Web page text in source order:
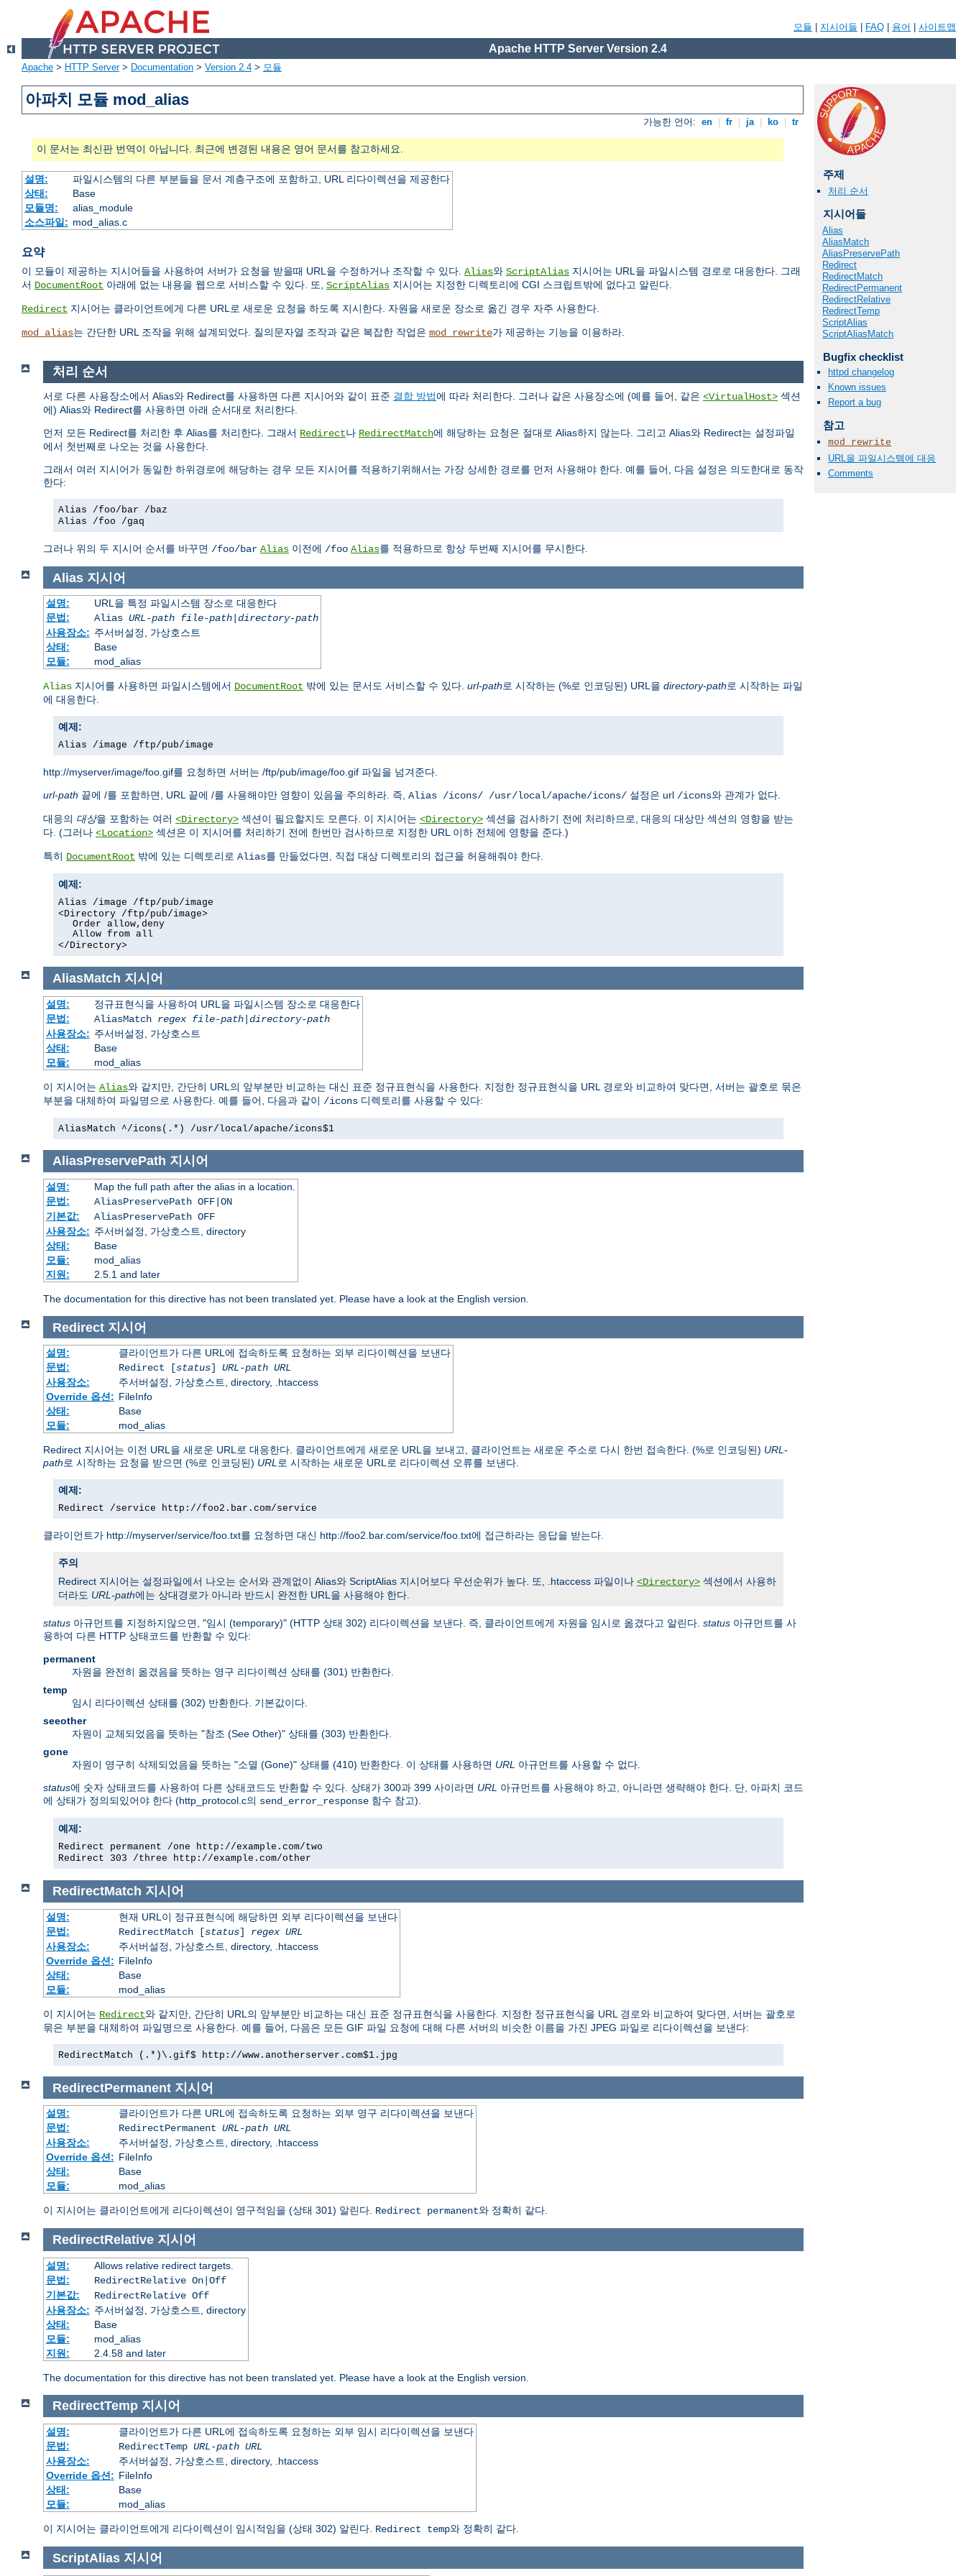
모듈 지시어들 FAQ 용어 사이트맵
Apache HTTP Server Version 2.4
Apache > HTTP Server> Documentation > Version 2.4 > 모듈
아파치 모듈 mod_alias
가능한 언어: en fr ja ko tr
이 문서는 최신판 번역이 아닙니다. 최근에 변경된 내용은 영어 문서를 참고하세요.
설명:
파일시스템의 다른 부분들을 문서 계층구조에 포함하고, URL 리다이렉션을 제공한다
상태:
Base
모듈명:
alias_module
소스파일: mod_alias.c
요약
이 모듈이 제공하는 지시어들을 사용하여 서버가 요청을 받을때 URL을 수정하거나 조작할 수 있다. Alias와 ScriptAlias 지시어는 URL을 파일시스템 경로로 대응한다. 그래
서 DocumentRoot 아래에 없는 내용을 웹으로 서비스할 수 있다. 또, ScriptAlias 지시어는 지정한 디렉토리에 CGI 스크립트밖에 없다고 알린다.
Redirect 지시어는 클라이언트에게 다른 URL로 새로운 요청을 하도록 지시한다. 자원을 새로운 장소로 옮긴 경우 자주 사용한다.
mod_alias는 간단한 URL 조작을 위해 설계되었다. 질의문자열 조작과 같은 복잡한 작업은 mod_rewrite가 제공하는 기능을 이용하라.
주제
처리 순서
지시어들
Alias
AliasMatch
AliasPreservePath
Redirect
RedirectMatch
RedirectPermanent
RedirectRelative
RedirectTemp
ScriptAlias
ScriptAliasMatch
Bugfix checklist
httpd changelog
Known issues
Report a bug
참고
mod_rewrite
URL을 파일시스템에 대응
Comments
처리 순서
서로 다른 사용장소에서 Alias와 Redirect를 사용하면 다른 지시어와 같이 표준 결합 방법에 따라 처리한다. 그러나 같은 사용장소에 (예를 들어, 같은 <VirtualHost> 섹션
에) Alias와 Redirect를 사용하면 아래 순서대로 처리한다.
먼저 모든 Redirect를 처리한 후 Alias를 처리한다. 그래서 Redirect나 RedirectMatch에 해당하는 요청은 절대로 Alias하지 않는다. 그리고 Alias와 Redirect는 설정파일
에서 첫번째로 나오는 것을 사용한다.
그래서 여러 지시어가 동일한 하위경로에 해당하는 경우 모든 지시어를 적용하기위해서는 가장 상세한 경로를 먼저 사용해야 한다. 예를 들어, 다음 설정은 의도한대로 동작
한다:
Alias /foo/bar /baz
Alias /foo /gaq
그러나 위의 두 지시어 순서를 바꾸면 /foo/bar Alias 이전에 /foo Alias를 적용하므로 항상 두번째 지시어를 무시한다.
Alias 지시어
설명:
URL을 특정 파일시스템 장소로 대응한다
문법:
Alias URL-path file-path| directory-path
사용장소: 주서버설정, 가상호스트
상태:
Base
모듈:
mod_alias
Alias 지시어를 사용하면 파일시스템에서 DocumentRoot 밖에 있는 문서도 서비스할 수 있다. url-path로 시작하는 (%로 인코딩된) URL을 directory-path로 시작하는 파일
에 대응한다.
예제:
Alias /image /ftp/pub/image
http://myserver/image/foo.gif를 요청하면 서버는 /ftp/pub/image/foo.gif 파일을 넘겨준다.
url-path 끝에 /를 포함하면, URL 끝에 /를 사용해야만 영향이 있음을 주의하라. 즉, Alias /icons/ /usr/local/apache/icons/ 설정은 url /icons와 관계가 없다.
대응의 대상을 포함하는 여러 <Directory> 섹션이 필요할지도 모른다. 이 지시어는 <Directory> 섹션을 검사하기 전에 처리하므로, 대응의 대상만 섹션의 영향을 받는
다. (그러나 <Location> 섹션은 이 지시어를 처리하기 전에 한번만 검사하므로 지정한 URL 이하 전체에 영향을 준다.)
특히 DocumentRoot 밖에 있는 디렉토리로 Alias를 만들었다면, 직접 대상 디렉토리의 접근을 허용해줘야 한다.
예제:
Alias /image /ftp/pub/image
<Directory /ftp/pub/image>
Order allow,deny
Allow from all
</Directory>
AliasMatch 지시어
설명:
정규표현식을 사용하여 URL을 파일시스템 장소로 대응한다
문법:
AliasMatch regex file-path| directory-path
사용장소: 주서버설정, 가상호스트
상태:
Base
모듈:
mod_alias
이 지시어는 Alias와 같지만, 간단히 URL의 앞부분만 비교하는 대신 표준 정규표현식을 사용한다. 지정한 정규표현식을 URL 경로와 비교하여 맞다면, 서버는 괄호로 묶은
부분을 대체하여 파일명으로 사용한다. 예를 들어, 다음과 같이 /icons 디렉토리를 사용할 수 있다:
AliasMatch ^/icons(.*) /usr/local/apache/icons$1
AliasPreservePath 지시어
설명:
Map the full path after the alias in a location.
문법:
AliasPreservePath OFF|ON
기본값:
AliasPreservePath OFF
사용장소: 주서버설정, 가상호스트, directory
상태:
Base
모듈:
mod_alias
지원:
2.5.1 and later
The documentation for this directive has not been translated yet. Please have a look at the English version.
Redirect 지시어
설명:
클라이언트가 다른 URL에 접속하도록 요청하는 외부 리다이렉션을 보낸다
문법:
Redirect [status] URL-path URL
사용장소:
주서버설정, 가상호스트, directory, .htaccess
Override 옵션: FileInfo
상태:
Base
모듈:
mod_alias
Redirect 지시어는 이전 URL을 새로운 URL로 대응한다. 클라이언트에게 새로운 URL을 보내고, 클라이언트는 새로운 주소로 다시 한번 접속한다. (%로 인코딩된) URL-
path로 시작하는 요청을 받으면 (%로 인코딩된) URL로 시작하는 새로운 URL로 리다이렉션 오류를 보낸다.
예제:
Redirect /service http://foo2.bar.com/service
클라이언트가 http://myserver/service/foo.txt를 요청하면 대신 http://foo2.bar.com/service/foo.txt에 접근하라는 응답을 받는다.
주의
Redirect 지시어는 설정파일에서 나오는 순서와 관계없이 Alias와 ScriptAlias 지시어보다 우선순위가 높다. 또, .htaccess 파일이나 <Directory> 섹션에서 사용하
더라도 URL-path에는 상대경로가 아니라 반드시 완전한 URL을 사용해야 한다.
status 아규먼트를 지정하지않으면, "임시 (temporary)" (HTTP 상태 302) 리다이렉션을 보낸다. 즉, 클라이언트에게 자원을 임시로 옮겼다고 알린다. status 아규먼트를 사
용하여 다른 HTTP 상태코드를 반환할 수 있다:
permanent
자원을 완전히 옮겼음을 뜻하는 영구 리다이렉션 상태를 (301) 반환한다.
temp
임시 리다이렉션 상태를 (302) 반환한다. 기본값이다.
seeother
자원이 교체되었음을 뜻하는 "참조 (See Other)" 상태를 (303) 반환한다.
gone
자원이 영구히 삭제되었음을 뜻하는 "소멸 (Gone)" 상태를 (410) 반환한다. 이 상태를 사용하면 URL 아규먼트를 사용할 수 없다.
status에 숫자 상태코드를 사용하여 다른 상태코드도 반환할 수 있다. 상태가 300과 399 사이라면 URL 아규먼트를 사용해야 하고, 아니라면 생략해야 한다. 단, 아파치 코드
에 상태가 정의되있어야 한다 (http_protocol.c의 send_error_response 함수 참고).
예제:
Redirect permanent /one http://example.com/two
Redirect 303 /three http://example.com/other
RedirectMatch 지시어
설명:
현재 URL이 정규표현식에 해당하면 외부 리다이렉션을 보낸다
문법:
RedirectMatch [status] regex URL
사용장소:
주서버설정, 가상호스트, directory, .htaccess
Override 옵션: FileInfo
상태:
Base
모듈:
mod_alias
이 지시어는 Redirect와 같지만, 간단히 URL의 앞부분만 비교하는 대신 표준 정규표현식을 사용한다. 지정한 정규표현식을 URL 경로와 비교하여 맞다면, 서버는 괄호로
묶은 부분을 대체하여 파일명으로 사용한다. 예를 들어, 다음은 모든 GIF 파일 요청에 대해 다른 서버의 비슷한 이름을 가진 JPEG 파일로 리다이렉션을 보낸다:
RedirectMatch (.*)\.gif$ http://www.anotherserver.com$1.jpg
RedirectPermanent 지시어
설명:
클라이언트가 다른 URL에 접속하도록 요청하는 외부 영구 리다이렉션을 보낸다
문법:
RedirectPermanent URL-path URL
사용장소:
주서버설정, 가상호스트, directory, .htaccess
Override 옵션: FileInfo
상태:
Base
모듈:
mod_alias
이 지시어는 클라이언트에게 리다이렉션이 영구적임을 (상태 301) 알린다. Redirect permanent와 정확히 같다.
RedirectRelative 지시어
설명:
Allows relative redirect targets.
문법:
RedirectRelative On|Off
기본값:
RedirectRelative Off
사용장소: 주서버설정, 가상호스트, directory
상태:
Base
모듈:
mod_alias
지원:
2.4.58 and later
The documentation for this directive has not been translated yet. Please have a look at the English version.
RedirectTemp 지시어
설명:
클라이언트가 다른 URL에 접속하도록 요청하는 외부 임시 리다이렉션을 보낸다
문법:
RedirectTemp URL-path URL
사용장소:
주서버설정, 가상호스트, directory, .htaccess
Override 옵션: FileInfo
상태:
Base
모듈:
mod_alias
이 지시어는 클라이언트에게 리다이렉션이 임시적임을 (상태 302) 알린다. Redirect temp와 정확히 같다.
ScriptAlias 지시어